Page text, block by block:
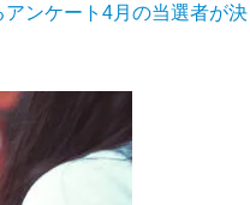
アンケート4月の当選者が決